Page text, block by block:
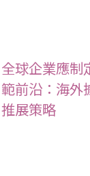
全球企業應制
範前沿：海外
推展策略